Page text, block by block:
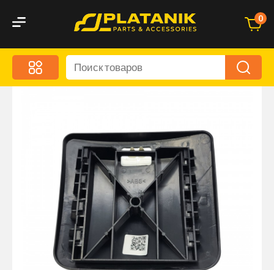
0
Меню
Акционные предложения
Автохимия и уход
Оптика и светотехника
Брызговики
Запчасти кузова и зеркала
Малый коммерческий транспорт
Маркировочные знаки и светоотражатели